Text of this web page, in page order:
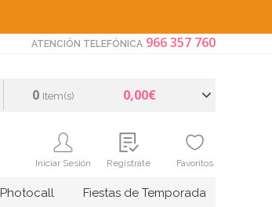
ATENCIÓN TELEFÓNICA 966 357 760
0 Item(s) 0,00€
Iniciar Sesión Regístrate Favoritos
Photocall Fiestas de Temporada